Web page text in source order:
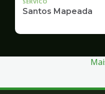
Santos Mapeada